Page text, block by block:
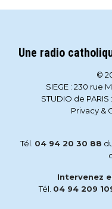
Une radio
©
SIEGE : 230 rue
STUDIO de
Privacy &
Tél. 04 94 20 30 88
Intervenez
Tél. 04 94 209